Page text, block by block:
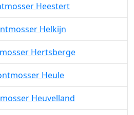
Heestert
Helkijn
Hertsberge
Heule
Heuvelland